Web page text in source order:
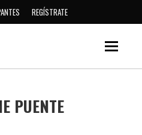
REGÍSTRATE
PUENTE